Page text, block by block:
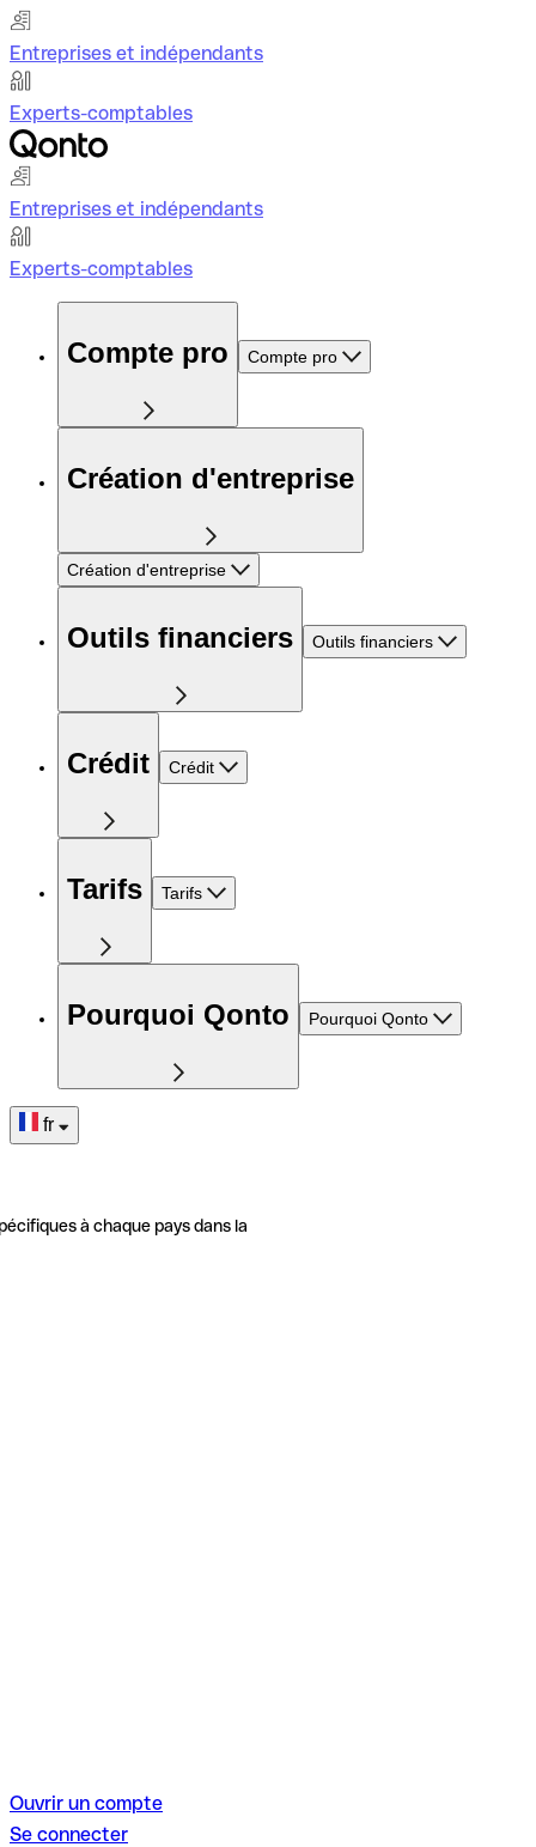
Entreprises et indépendants
Experts-comptables
Entreprises et indépendants
Experts-comptables
Compte pro Compte pro
Création d'entreprise
Création d'entreprise
Outils financiers Outils financiers
Crédit Crédit
Tarifs Tarifs
Pourquoi Qonto Pourquoi Qonto
fr
à chaque pays dans la
Ouvrir un compte
Se connecter